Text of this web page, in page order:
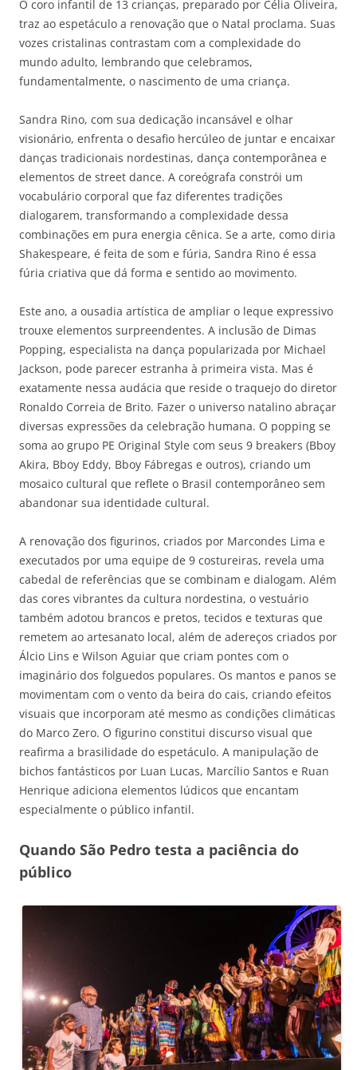
O coro infantil de 13 crianças, preparado por Célia Oliveira,
traz ao espetáculo a renovação que o Natal proclama. Suas
vozes cristalinas contrastam com a complexidade do
mundo adulto, lembrando que celebramos,
fundamentalmente, o nascimento de uma criança.
Sandra Rino, com sua dedicação incansável e olhar
visionário, enfrenta o desafio hercúleo de juntar e encaixar
danças tradicionais nordestinas, dança contemporânea e
elementos de street dance. A coreógrafa constrói um
vocabulário corporal que faz diferentes tradições
dialogarem, transformando a complexidade dessa
combinações em pura energia cênica. Se a arte, como diria
Shakespeare, é feita de som e fúria, Sandra Rino é essa
fúria criativa que dá forma e sentido ao movimento.
Este ano, a ousadia artística de ampliar o leque expressivo
trouxe elementos surpreendentes. A inclusão de Dimas
Popping, especialista na dança popularizada por Michael
Jackson, pode parecer estranha à primeira vista. Mas é
exatamente nessa audácia que reside o traquejo do diretor
Ronaldo Correia de Brito. Fazer o universo natalino abraçar
diversas expressões da celebração humana. O popping se
soma ao grupo PE Original Style com seus 9 breakers (Bboy
Akira, Bboy Eddy, Bboy Fábregas e outros), criando um
mosaico cultural que reflete o Brasil contemporâneo sem
abandonar sua identidade cultural.
A renovação dos figurinos, criados por Marcondes Lima e
executados por uma equipe de 9 costureiras, revela uma
cabedal de referências que se combinam e dialogam. Além
das cores vibrantes da cultura nordestina, o vestuário
também adotou brancos e pretos, tecidos e texturas que
remetem ao artesanato local, além de adereços criados por
Álcio Lins e Wilson Aguiar que criam pontes com o
imaginário dos folguedos populares. Os mantos e panos se
movimentam com o vento da beira do cais, criando efeitos
visuais que incorporam até mesmo as condições climáticas
do Marco Zero. O figurino constitui discurso visual que
reafirma a brasilidade do espetáculo. A manipulação de
bichos fantásticos por Luan Lucas, Marcílio Santos e Ruan
Henrique adiciona elementos lúdicos que encantam
especialmente o público infantil.
Quando São Pedro testa a paciência do
público